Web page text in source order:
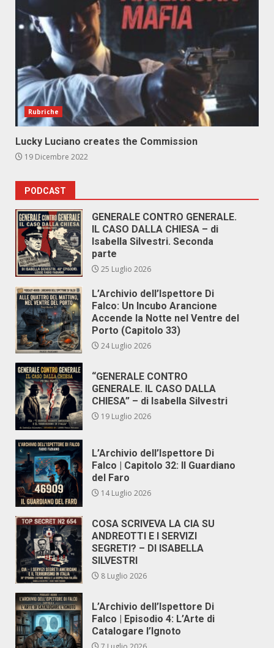
Rubriche
Lucky Luciano creates the Commission
19 Dicembre 2022
PODCAST
GENERALE CONTRO GENERALE.
IL CASO DALLA CHIESA – di
Isabella Silvestri. Seconda
parte
25 Luglio 2026
L’Archivio dell’Ispettore Di
Falco: Un Incubo Arancione
Accende la Notte nel Ventre del
Porto (Capitolo 33)
24 Luglio 2026
“GENERALE CONTRO
GENERALE. IL CASO DALLA
CHIESA” – di Isabella Silvestri
19 Luglio 2026
L’Archivio dell’Ispettore Di
Falco | Capitolo 32: Il Guardiano
del Faro
14 Luglio 2026
COSA SCRIVEVA LA CIA SU
ANDREOTTI E I SERVIZI
SEGRETI? – DI ISABELLA
SILVESTRI
8 Luglio 2026
L’Archivio dell’Ispettore Di
Falco | Episodio 4: L’Arte di
Catalogare l’Ignoto